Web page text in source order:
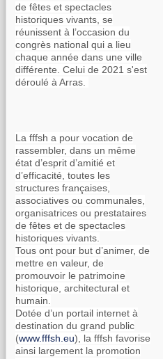
de fêtes et spectacles
historiques vivants, se
réunissent à l’occasion du
congrès national qui a lieu
chaque année dans une ville
différente. Celui de 2021 s'est
déroulé à Arras.
La fffsh a pour vocation de
rassembler, dans un même
état d’esprit d’amitié et
d’efficacité, toutes les
structures françaises,
associatives ou communales,
organisatrices ou prestataires
de fêtes et de spectacles
historiques vivants.
Tous ont pour but d’animer, de
mettre en valeur, de
promouvoir le patrimoine
historique, architectural et
humain.
Dotée d’un portail internet à
destination du grand public
(www.fffsh.eu), la fffsh favorise
ainsi largement la promotion